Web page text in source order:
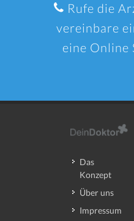
Rufe die
vereinbare
eine Online
Das
Konzept
Über uns
Impressum